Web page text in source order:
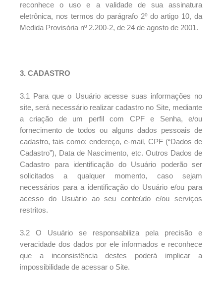
reconhece o uso e a validade de sua assinatura
eletrônica, nos termos do parágrafo 2º do artigo 10, da
Medida Provisória nº 2.200-2, de 24 de agosto de 2001.
3. CADASTRO
3.1 Para que o Usuário acesse suas informações no
site, será necessário realizar cadastro no Site, mediante
a criação de um perfil com CPF e Senha, e/ou
fornecimento de todos ou alguns dados pessoais de
cadastro, tais como: endereço, e-mail, CPF (“Dados de
Cadastro”), Data de Nascimento, etc. Outros Dados de
Cadastro para identificação do Usuário poderão ser
solicitados a qualquer momento, caso sejam
necessários para a identificação do Usuário e/ou para
acesso do Usuário ao seu conteúdo e/ou serviços
restritos.
3.2 O Usuário se responsabiliza pela precisão e
veracidade dos dados por ele informados e reconhece
que a inconsistência destes poderá implicar a
impossibilidade de acessar o Site.